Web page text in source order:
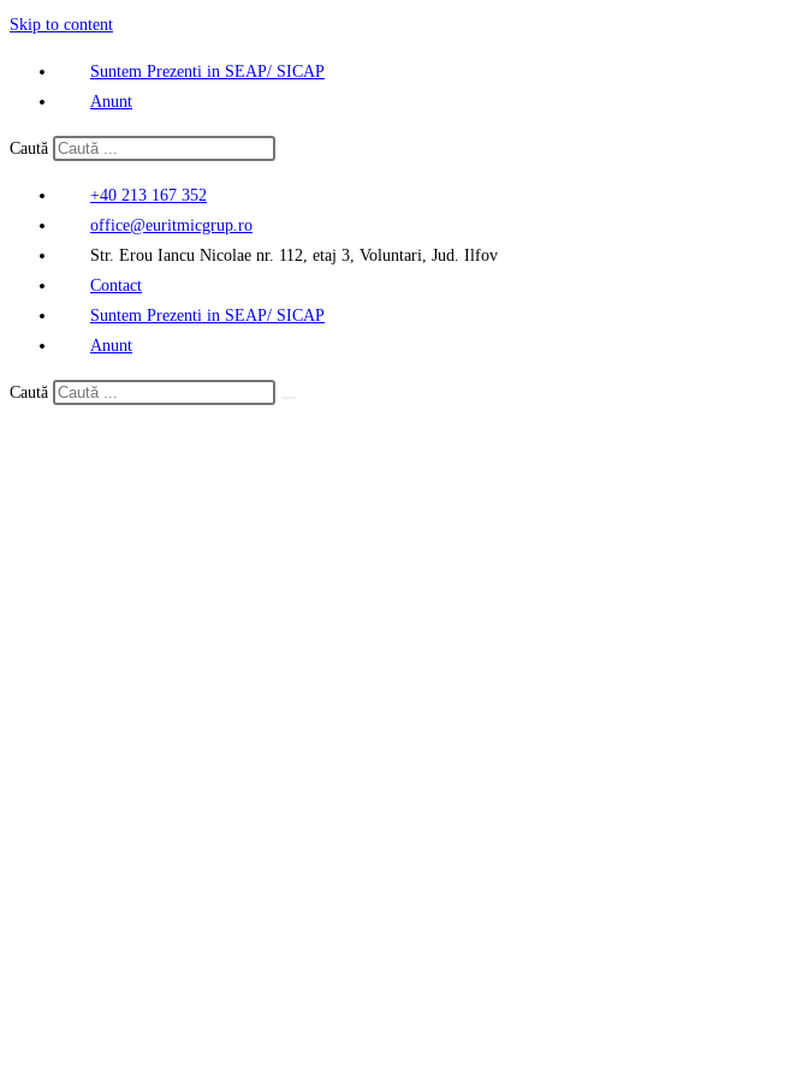
Skip to content
Suntem Prezenti in SEAP/ SICAP
Anunt
Caută
+40 213 167 352
office@euritmicgrup.ro
Str. Erou Iancu Nicolae nr. 112, etaj 3, Voluntari, Jud. Ilfov
Contact
Suntem Prezenti in SEAP/ SICAP
Anunt
Caută